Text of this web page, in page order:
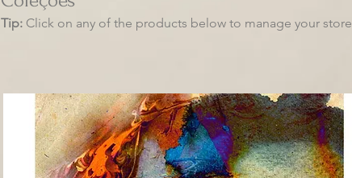
Tip: Click on any of the products below to manage your store